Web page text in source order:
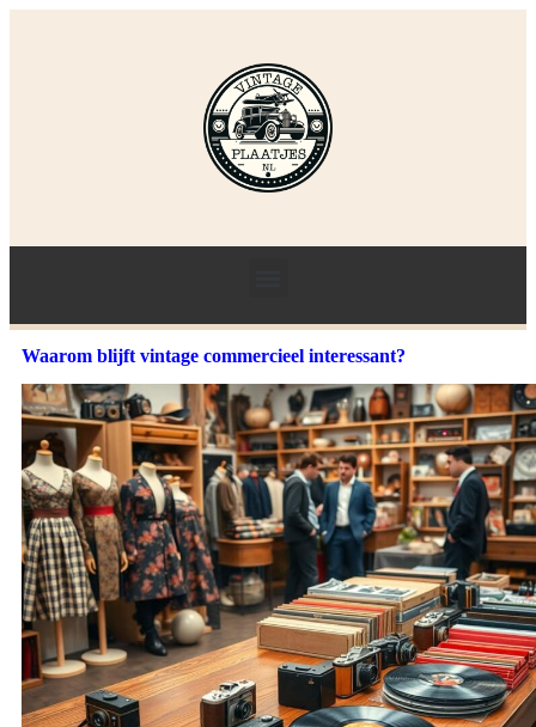
Waarom blijft vintage commercieel interessant?